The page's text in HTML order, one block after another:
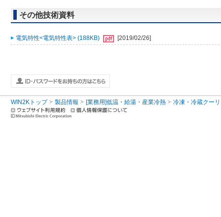
その他技術資料
電気特性<電気特性表> (188KB) [2019/02/26]
WIN2Kトップ 製品情報 [業務用]低温・給湯・産業冷熱 冷凍・冷蔵クー